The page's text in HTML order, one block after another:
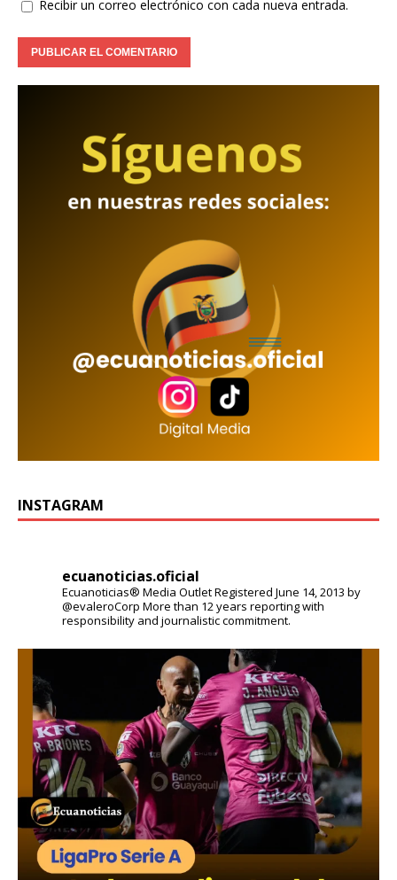
Recibir un correo electrónico con cada nueva entrada.
INSTAGRAM
ecuanoticias.oficial
Ecuanoticias® Media OutletRegistered June 14, 2013 by
@evaleroCorp More than 12 years reporting with
responsibility and journalistic commitment.